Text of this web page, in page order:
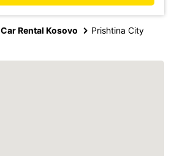
Car Rental Kosovo Prishtina City